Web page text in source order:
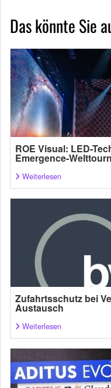
Das könnte Sie
ROE Visual: LED-
Emergence-
Weiterlesen
Zufahrtsschutz bei
Austausch
Weiterlesen